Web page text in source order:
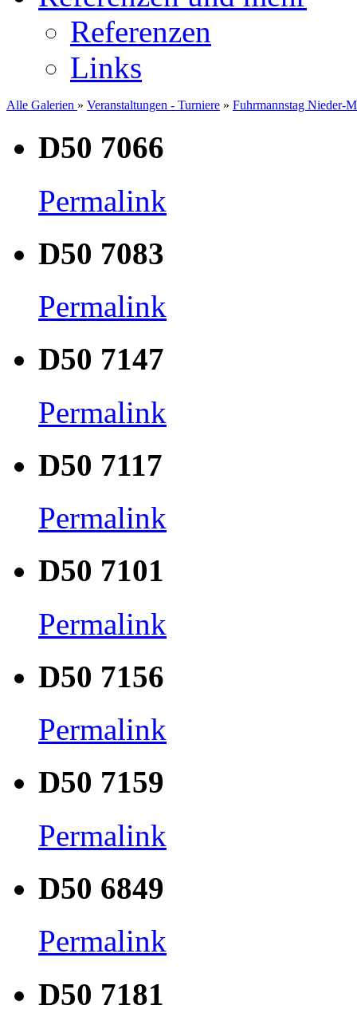
Referenzen
Links
Alle Galerien » Veranstaltungen - Turniere » Fuhrmannstag Nieder-
D50 7066
Permalink
D50 7083
Permalink
D50 7147
Permalink
D50 7117
Permalink
D50 7101
Permalink
D50 7156
Permalink
D50 7159
Permalink
D50 6849
Permalink
D50 7181